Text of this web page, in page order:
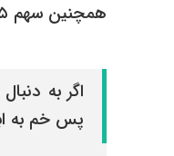
همچنین سهم ٨۵ درصدی و بی‌سابقه‌ای از فروش محصولات را از آن خود کرد.)
اگر به
پس خم به